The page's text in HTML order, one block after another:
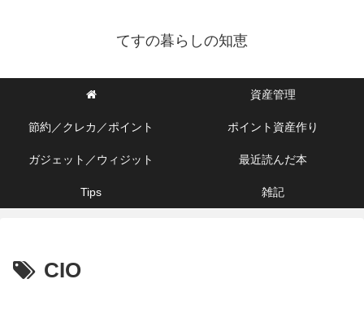
てすの暮らしの知恵
資産管理
節約／クレカ／ポイント ポイント資産作り
ガジェット／ウィジット 最近読んだ本
Tips 雑記
CIO